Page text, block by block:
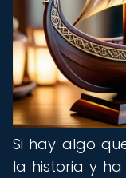
Si hay algo
la historia y